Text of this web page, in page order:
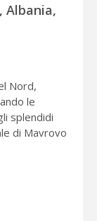
Albania,
Nord,
le
splendidi
di Mavrovo